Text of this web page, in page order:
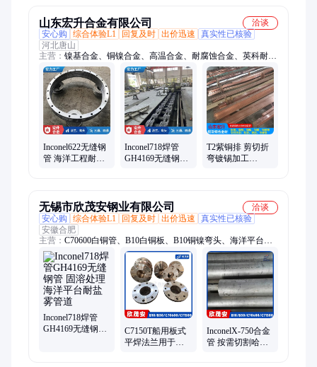
山东宏升合金有限公司
洽谈
安心购
综合体验L1 回复及时 出价迅速
真实性已核验
河北唐山
主营： 镍基合金、铜镍合金、高温合金、耐腐蚀合金、英科耐尔
625、因科洛伊800、哈氏合金C276、HAl77-2黄铜管、T2紫铜
管、B30铜镍无缝管、B10铜镍法兰、C70600铜镍板、C71500白
铜棒、螺纹换热管、蒙乃尔400、冷凝换热管、化工用镍基合金
管、换热设备用铜管、铜镍三通/弯头、翅片管、换热管材定
制、HSN70-1锡黄铜、TP2磷脱氧铜棒
Inconel622无缝钢
管 海洋工程耐盐
Inconel718焊管
GH4169无缝钢管
T2紫铜排 剪切折
弯镀锡加工
无锡市欣茂安钢业有限公司
洽谈
安心购
综合体验L1 回复及时 出价迅速
真实性已核验
安徽合肥
主营： C70600白铜管、B10白铜板、B10铜镍弯头、海洋平台耐
盐雾管道、B30铜镍法兰、镍基紧固件、铜镍棒、冷凝管、铜镍
管件、C71500散热管
Inconel718焊管
GH4169无缝钢管
C7150T船用板式
平焊法兰用于管
InconelX-750合金
管 按需切割哈氏